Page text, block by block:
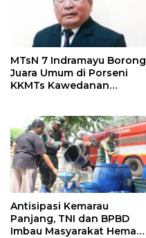
MTsN 7 Indramayu Borong
Juara Umum di Porseni
KKMTs Kawedanan
Antisipasi Kemarau
Panjang, TNI dan BPBD
Imbau Masyarakat Hemat